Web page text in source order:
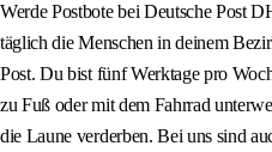
Werde Postbote bei Deutsche Post
täglich die Menschen in deinem
Post. Du bist fünf Werktage pro
zu Fuß oder mit dem Fahrrad
die Laune verderben. Bei uns sind